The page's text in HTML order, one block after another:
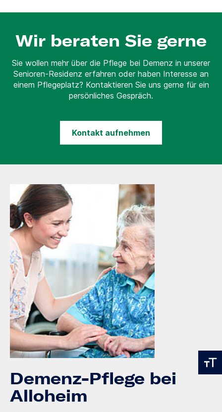
Wir beraten Sie gerne
Sie wollen mehr über die Pflege bei Demenz in unserer
Senioren-Residenz erfahren oder haben Interesse an
einem Pflegeplatz? Kontaktieren Sie uns gerne für ein
persönliches Gespräch.
Kontakt aufnehmen
Demenz-Pflege bei
Alloheim